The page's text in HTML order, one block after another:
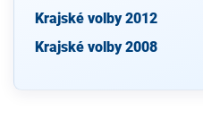
Krajské volby 2012
Krajské volby 2008